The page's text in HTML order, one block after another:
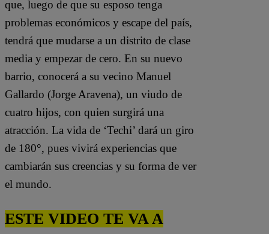
que, luego de que su esposo tenga
problemas económicos y escape del país,
tendrá que mudarse a un distrito de clase
media y empezar de cero. En su nuevo
barrio, conocerá a su vecino Manuel
Gallardo (Jorge Aravena), un viudo de
cuatro hijos, con quien surgirá una
atracción. La vida de ‘Techi’ dará un giro
de 180°, pues vivirá experiencias que
cambiarán sus creencias y su forma de ver
el mundo.
ESTE VIDEO TE VA A